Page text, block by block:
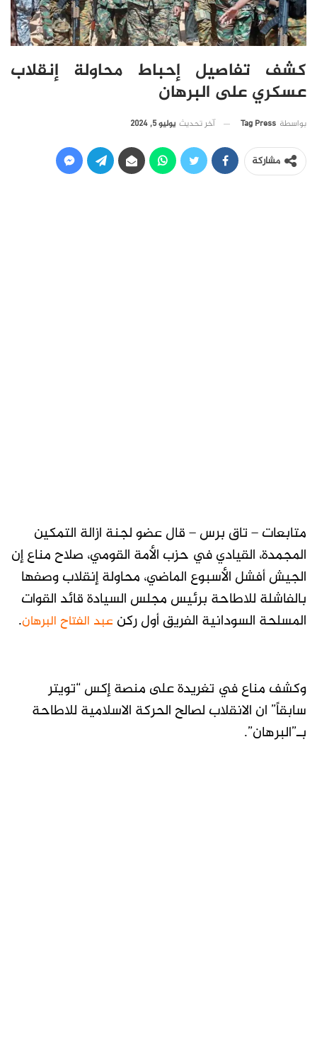
كشف تفاصيل إحباط محاولة إنقلاب
عسكري على البرهان
بواسطة Tag Press آخر تحديث يوليو 5, 2024
مشاركة
متابعات – تاق برس – قال عضو لجنة ازالة التمكين
المجمدة، القيادي في حزب الأمة القومي، صلاح مناع إن
الجيش أفشل الأسبوع الماضي، محاولة إنقلاب وصفها
بالفاشلة للاطاحة برئيس مجلس السيادة قائد القوات
المسلحة السودانية الفريق أول ركن عبد الفتاح البرهان.
وكشف مناع في تغريدة على منصة إكس “تويتر
سابقاً” ان الانقلاب لصالح الحركة الاسلامية للاطاحة
بـ”البرهان”.